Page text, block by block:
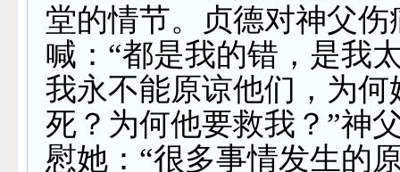
堂的情节。贞德对神父伤
喊：“都是我的错，是我
我永不能原谅他们，为何
死？为何他要救我？”神
慰她：“很多事情发生的